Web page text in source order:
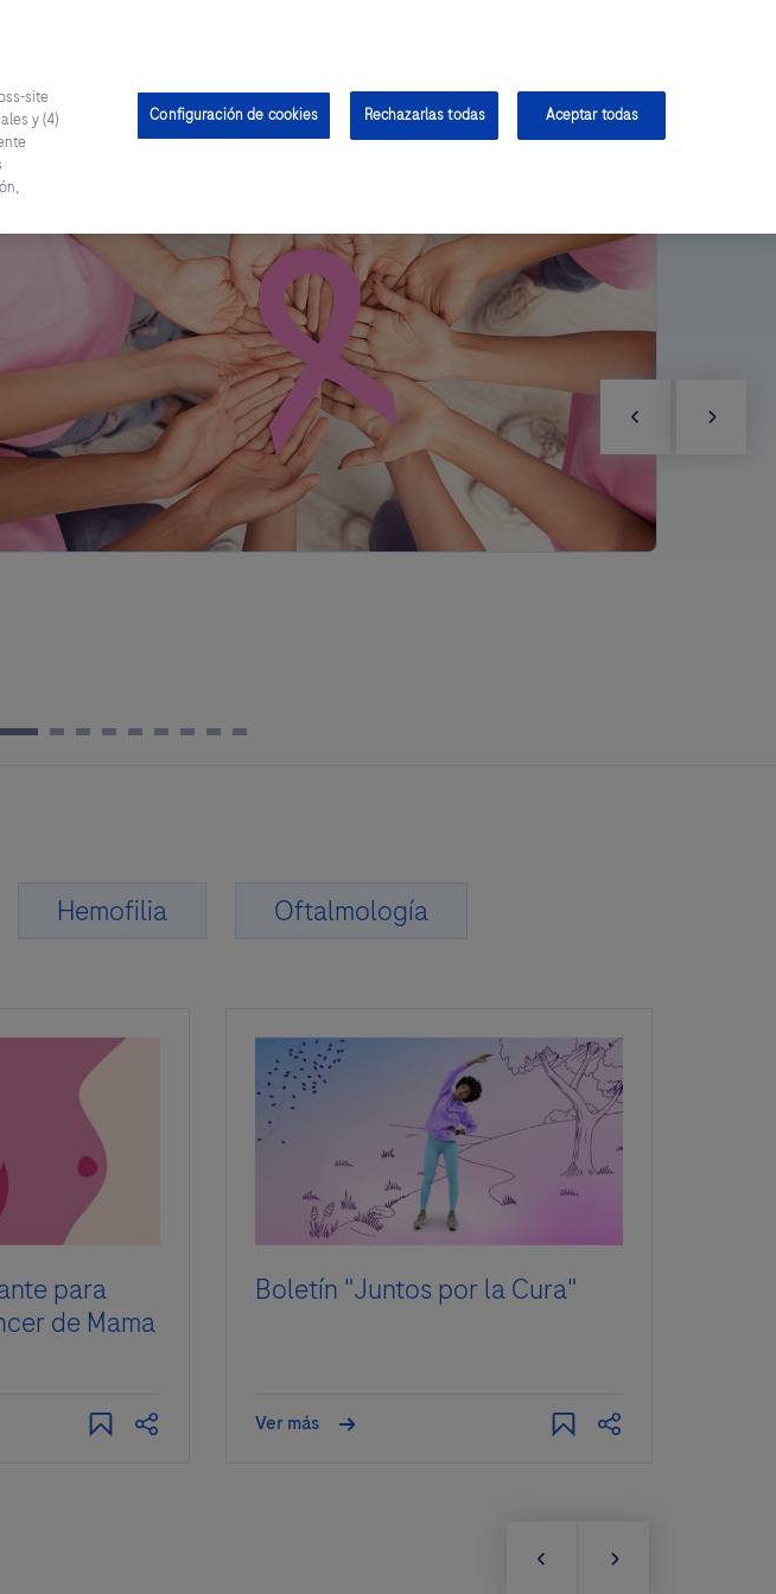
Congresos Internacionales Estudios Clínicos Anatomía Patológica
Inicia Sesión Regístrate
Hemofilia Oftalmología
para
de Mama
Boletín "Juntos por la Cura"
Ver más
site
y (4)
Configuración de cookies Rechazarlas todas Aceptar todas